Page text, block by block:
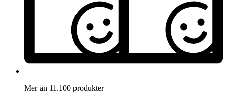
Mer än 11.100 produkter